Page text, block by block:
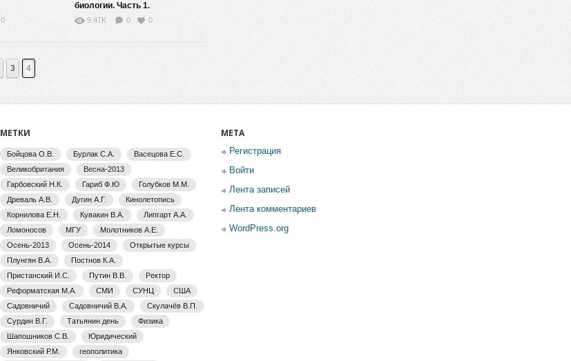
0
биологии. Часть 1.
9.47K 0 0
3 4
МЕТКИ
Бойцова О.В. Бурлак С.А.
Васецова Е.С.
Великобритания
Весна-2013
Гарбовский Н.К.
Гариб Ф.Ю
Голубков М.М.
Древаль А.В.
Дугин А.Г.
Кинолетопись
Корнилова Е.Н.
Кувакин В.А.
Липгарт А.А.
Ломоносов
МГУ
Молотников А.Е.
Осень-2013
Осень-2014
Открытые курсы
Плунгян В.А.
Постнов К.А.
Пристанский И.С.
Путин В.В.
Ректор
Реформатская М.А.
СМИ СУНЦ
США
Садовничий
Садовничий В.А.
Скулачёв В.П.
Сурдин В.Г.
Татьянин день
Физика
Шапошников С.В.
Юридический
Янковский Р.М.
геополитика
МЕТА
Регистрация
Войти
Лента записей
Лента комментариев
WordPress.org